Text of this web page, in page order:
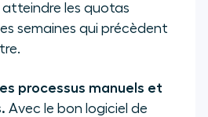
les quotas
semaines qui précèdent
processus manuels et
Avec le bon logiciel de